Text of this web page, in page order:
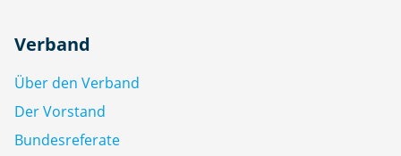
Verband
Über den Verband
Der Vorstand
Bundesreferate